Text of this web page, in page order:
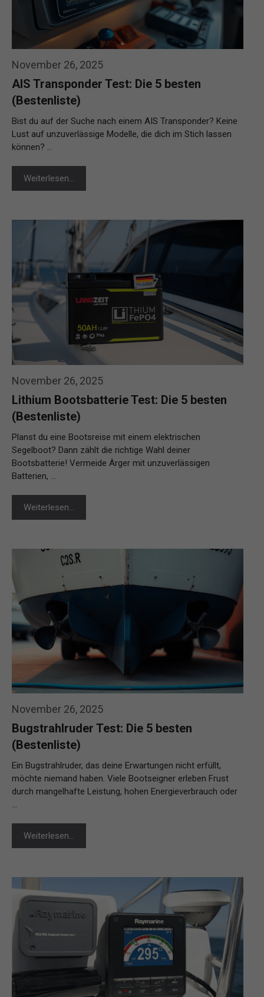
November 26, 2025
AIS Transponder Test: Die 5 besten
(Bestenliste)
Bist du auf der Suche nach einem AIS Transponder? Keine
Lust auf unzuverlässige Modelle, die dich im Stich lassen
können? …
Weiterlesen…
November 26, 2025
Lithium Bootsbatterie Test: Die 5 besten
(Bestenliste)
Planst du eine Bootsreise mit einem elektrischen
Segelboot? Dann zählt die richtige Wahl deiner
Bootsbatterie! Vermeide Ärger mit unzuverlässigen
Batterien, …
Weiterlesen…
November 26, 2025
Bugstrahlruder Test: Die 5 besten
(Bestenliste)
Ein Bugstrahlruder, das deine Erwartungen nicht erfüllt,
möchte niemand haben. Viele Bootseigner erleben Frust
durch mangelhafte Leistung, hohen Energieverbrauch oder
…
Weiterlesen…